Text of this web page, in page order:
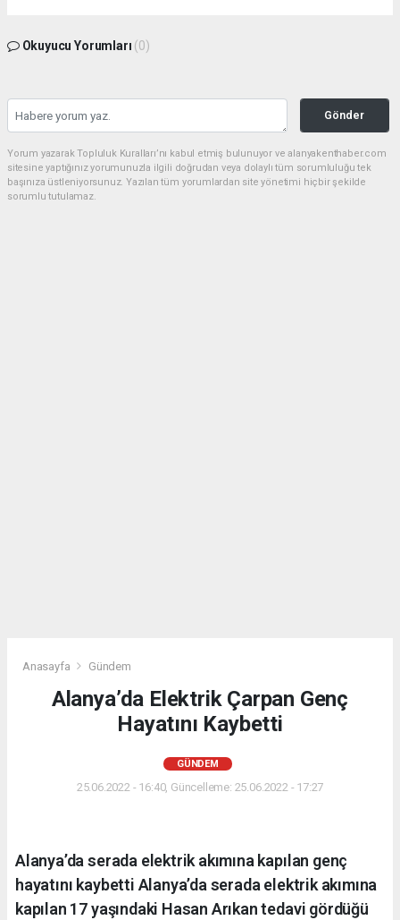
Okuyucu Yorumları (0)
Gönder
Yorum yazarak Topluluk Kuralları’nı kabul etmiş bulunuyor ve alanyakenthaber.com
sitesine yaptığınız yorumunuzla ilgili doğrudan veya dolaylı tüm sorumluluğu tek
başınıza üstleniyorsunuz. Yazılan tüm yorumlardan site yönetimi hiçbir şekilde
sorumlu tutulamaz.
Anasayfa Gündem
Alanya’da Elektrik Çarpan Genç
Hayatını Kaybetti
GÜNDEM
25.06.2022 - 16:40, Güncelleme: 25.06.2022 - 17:27
Alanya’da serada elektrik akımına kapılan genç
hayatını kaybetti Alanya’da serada elektrik akımına
kapılan 17 yaşındaki Hasan Arıkan tedavi gördüğü